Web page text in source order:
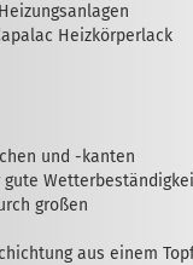
Heizkörperlack
und -kanten
gute
großen
aus einem